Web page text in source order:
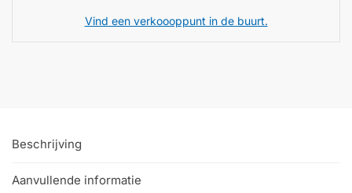
Vind een verkoooppunt in de buurt.
Beschrijving
Aanvullende informatie